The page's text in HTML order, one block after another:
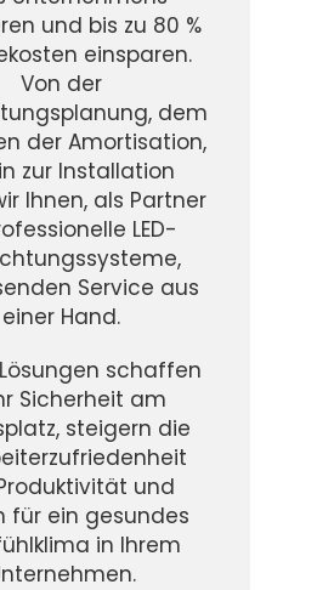
und bis zu 80 %
einsparen.
Von der
dem
der Amortisation,
zur Installation
Ihnen, als Partner
LED-
Service aus
einer Hand.
schaffen
Sicherheit am
steigern die
und
für ein gesundes
in Ihrem